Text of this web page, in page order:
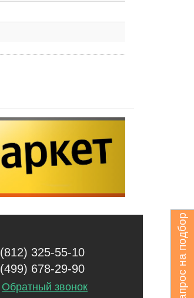
Запрос на подбор
(812) 325-55-10
(499) 678-29-90
Обратный звонок